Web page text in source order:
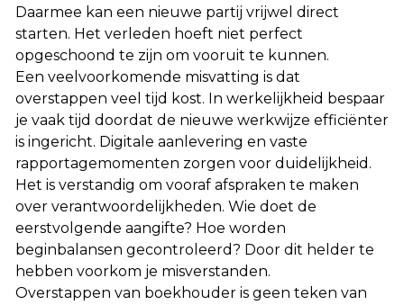
Daarmee kan een nieuwe partij vrijwel direct
starten. Het verleden hoeft niet perfect
opgeschoond te zijn om vooruit te kunnen.
Een veelvoorkomende misvatting is dat
overstappen veel tijd kost. In werkelijkheid bespaar
je vaak tijd doordat de nieuwe werkwijze efficiënter
is ingericht. Digitale aanlevering en vaste
rapportagemomenten zorgen voor duidelijkheid.
Het is verstandig om vooraf afspraken te maken
over verantwoordelijkheden. Wie doet de
eerstvolgende aangifte? Hoe worden
beginbalansen gecontroleerd? Door dit helder te
hebben voorkom je misverstanden.
Overstappen van boekhouder is geen teken van